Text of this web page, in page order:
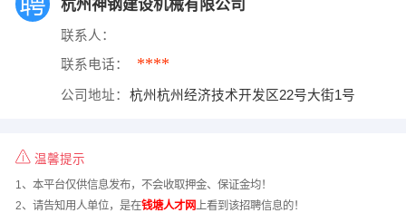
杭州神钢建设机械有限公司
联系人：
联系电话： ****
公司地址： 杭州杭州经济技术开发区22号大街1号
温馨提示
1、本平台仅供信息发布，不会收取押金、保证金均！
2、请告知用人单位，是在钱塘人才网上看到该招聘信息的！